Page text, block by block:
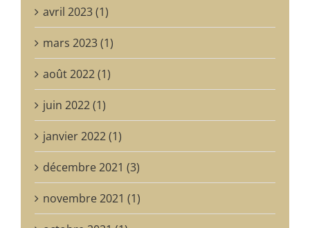
avril 2023 (1)
mars 2023 (1)
août 2022 (1)
juin 2022 (1)
janvier 2022 (1)
décembre 2021 (3)
novembre 2021 (1)